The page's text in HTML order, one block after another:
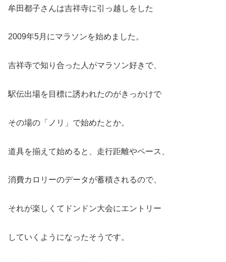
牟田都子さんは吉祥寺に引っ越しをした
2009年5月にマラソンを始めました。
吉祥寺で知り合った人がマラソン好きで、
駅伝出場を目標に誘われたのがきっかけで
その場の「ノリ」で始めたとか。
道具を揃えて始めると、走行距離やペース、
消費カロリーのデータが蓄積されるので、
それが楽しくてドンドン大会にエントリー
していくようになったそうです。